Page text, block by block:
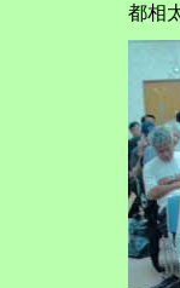
都相